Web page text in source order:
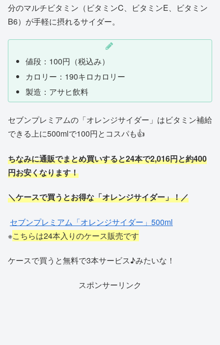
分のマルチビタミン（ビタミンC、ビタミンE、ビタミン
B6）が手軽に摂れるサイダー。
値段：100円（税込み）
カロリー：190キロカロリー
製造：アサヒ飲料
セブンプレミアムの「オレンジサイダー」はビタミン補給
できる上に500mlで100円とコスパも👍
ちなみに通販でまとめ買いすると24本で2,016円と約400
円お安くなります！
＼ケースで買うとお得な「オレンジサイダー」！／
セブンプレミアム「オレンジサイダー」500ml
※こちらは24本入りのケース販売です
ケースで買うと無料で3本サービス♪みたいな！
スポンサーリンク